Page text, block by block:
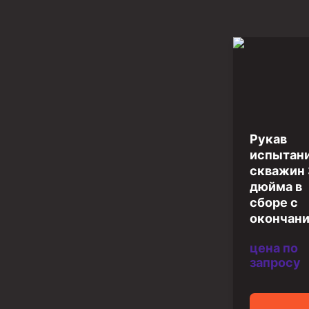
Рукав
скважин
дюйма в
сборе с
цена по
запросу